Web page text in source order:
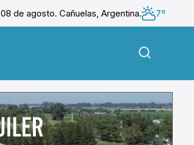
08 de agosto. Cañuelas, Argentina.
7º